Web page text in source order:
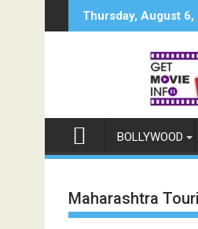
to
Thursday, August 6,
BOLLYWOOD
Maharashtra